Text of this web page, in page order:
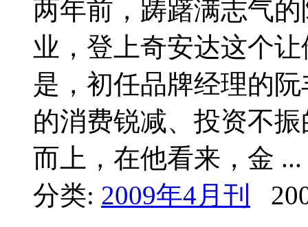
两年前，踌躇满志气
业，登上奇安达这个
是，初任品牌经理的
的消费锐减、投资不
而上，在他看来，金 ...
分类: 2009年4月刊